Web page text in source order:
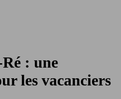
: une
les vacanciers